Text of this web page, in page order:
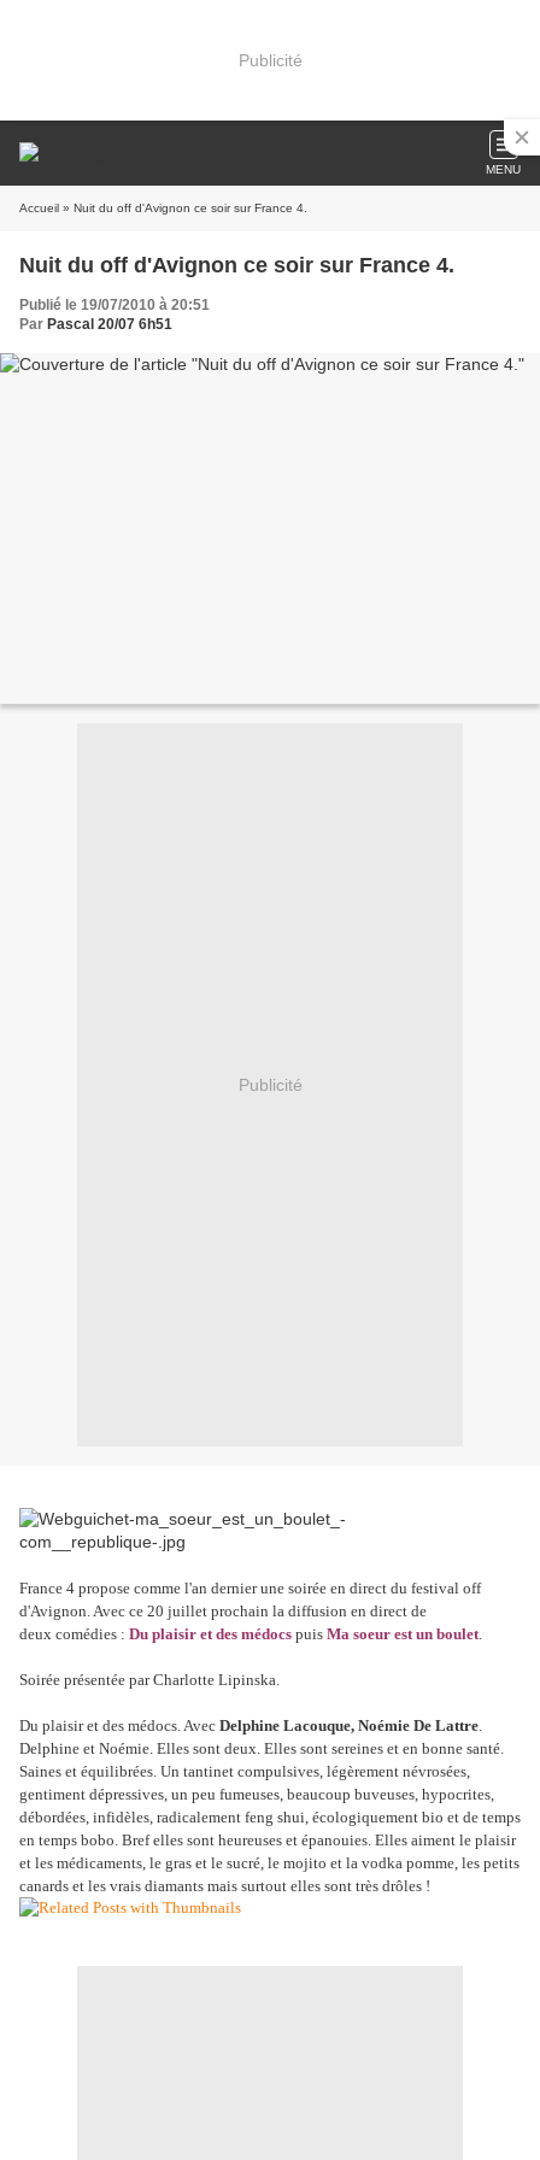
Publicité
MENU
Accueil » Nuit du off d'Avignon ce soir sur France 4.
Nuit du off d'Avignon ce soir sur France 4.
Publié le 19/07/2010 à 20:51
Par Pascal 20/07 6h51
Publicité
France 4 propose comme l'an dernier une soirée en direct du festival off
d'Avignon. Avec ce 20 juillet prochain la diffusion en direct de
deux comédies : Du plaisir et des médocs puis Ma soeur est un boulet.
Soirée présentée par Charlotte Lipinska.
Du plaisir et des médocs. Avec Delphine Lacouque, Noémie De Lattre.
Delphine et Noémie. Elles sont deux. Elles sont sereines et en bonne santé.
Saines et équilibrées. Un tantinet compulsives, légèrement névrosées,
gentiment dépressives, un peu fumeuses, beaucoup buveuses, hypocrites,
débordées, infidèles, radicalement feng shui, écologiquement bio et de temps
en temps bobo. Bref elles sont heureuses et épanouies. Elles aiment le plaisir
et les médicaments, le gras et le sucré, le mojito et la vodka pomme, les petits
canards et les vrais diamants mais surtout elles sont très drôles !